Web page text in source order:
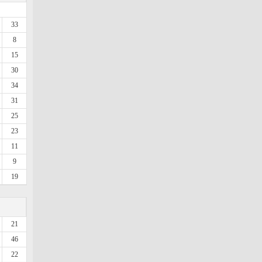
33
8
15
30
34
31
25
23
11
9
19
21
46
22